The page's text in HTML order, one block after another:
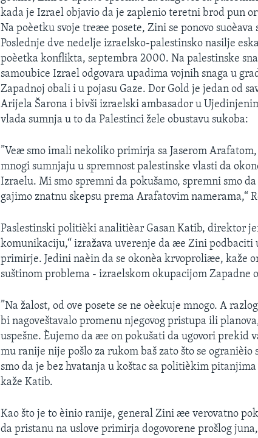
kada je Izrael objavio da je zaplenio teretni brod pun
Na poèetku svoje treæe posete, Zini se ponovo
Poslednje dve nedelje izraelsko-palestinsko nasilje
poèetka konflikta, septembra 2000. Na palestinske
samoubice Izrael odgovara upadima vojnih snaga u
Zapadnoj obali i u pojasu Gaze. Dor Gold je jedan od
Arijela Šarona i bivši izraelski ambasador u
vlada sumnja u to da Palestinci žele obustavu sukoba:
”Veæ smo imali nekoliko primirja sa Jaserom
mnogi sumnjaju u spremnost palestinske vlasti da
Izraelu. Mi smo spremni da pokušamo, spremni smo
gajimo znatnu skepsu prema Arafatovim namerama,“
Paslestinski politièki analitièar Gasan Katib, direktor
komunikaciju,“ izražava uverenje da æe Zini podbaciti
primirje. Jedini naèin da se okonèa krvoproliæe, kaže
suštinom problema - izraelskom okupacijom Zapadne
”Na žalost, od ove posete se ne oèekuje mnogo. A
bi nagoveštavalo promenu njegovog pristupa ili
uspešne. Èujemo da æe on pokušati da ugovori prekid
mu ranije nije pošlo za rukom baš zato što se
smo da je bez hvatanja u koštac sa politièkim
kaže Katib.
Kao što je to èinio ranije, general Zini æe verovatno
da pristanu na uslove primirja dogovorene prošlog